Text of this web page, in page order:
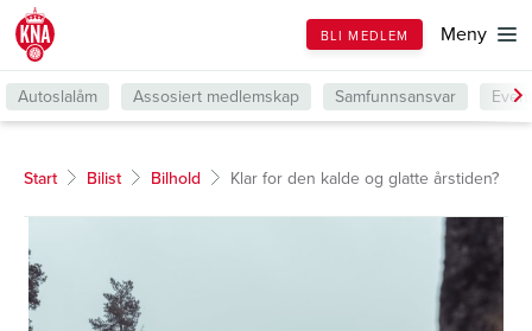
Till
forsiden
BLI MEDLEM Meny
Autoslalåm Assosiert medlemskap Samfunnsansvar
Start Bilist Bilhold Klar for den kalde og glatte årstiden?